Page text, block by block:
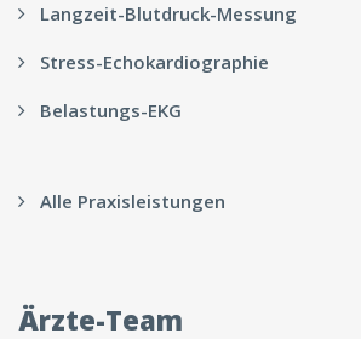
Langzeit-Blutdruck-Messung
Stress-Echokardiographie
Belastungs-EKG
Alle Praxisleistungen
Ärzte-Team